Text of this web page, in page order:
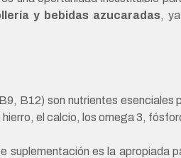
y bebidas azucaradas,
B12) son nutrientes esenciales
el calcio, los omega 3,
suplementación es la apropiada